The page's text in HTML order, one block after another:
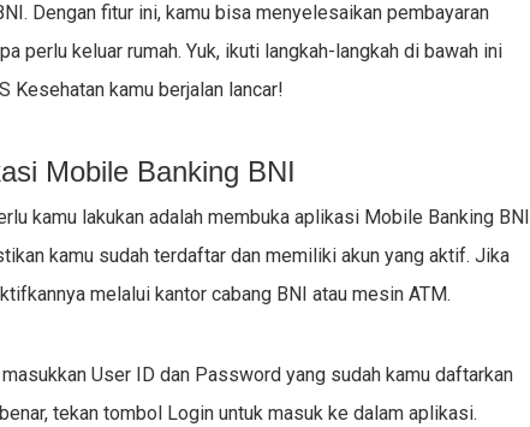
Dengan fitur ini, kamu bisa menyelesaikan pembayaran
perlu keluar rumah. Yuk, ikuti langkah-langkah di bawah ini
Kesehatan kamu berjalan lancar!
Mobile Banking BNI
kamu lakukan adalah membuka aplikasi Mobile Banking BNI
kamu sudah terdaftar dan memiliki akun yang aktif. Jika
melalui kantor cabang BNI atau mesin ATM.
User ID dan Password yang sudah kamu daftarkan
tekan tombol Login untuk masuk ke dalam aplikasi.